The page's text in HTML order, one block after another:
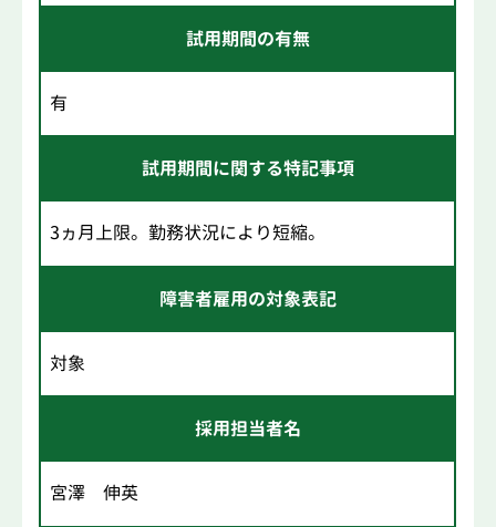
試用期間の有無
有
試用期間に関する特記事項
3ヵ月上限。勤務状況により短縮。
障害者雇用の対象表記
対象
採用担当者名
宮澤 伸英